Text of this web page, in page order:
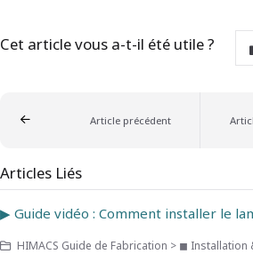
Cet article vous a-t-il été utile ?
Article précédent
Articles Liés
HIMACS Guide de Fabrication > ◼ Installation